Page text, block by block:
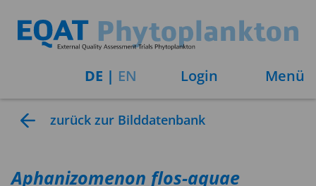
DE | EN Login Menü
zurück zur Bilddatenbank
Aphanizomenon flos-aquae